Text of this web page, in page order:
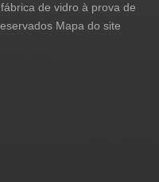
de vidro à prova de
Mapa do site